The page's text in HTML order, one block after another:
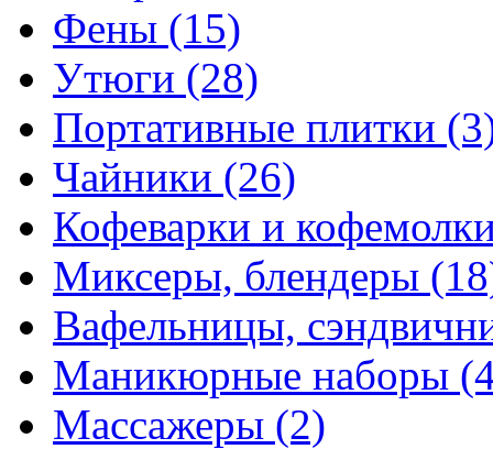
Фены (15)
Утюги (28)
Портативные плитки
Чайники (26)
Кофеварки и
Миксеры, блендеры
Вафельницы,
Маникюрные наборы
Массажеры (2)